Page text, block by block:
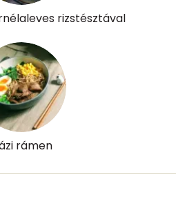
rizstésztával
rámen